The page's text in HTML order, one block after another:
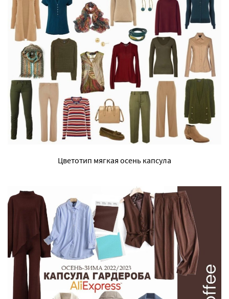
Цветотип мягкая осень капсула